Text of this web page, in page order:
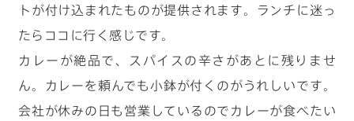
トが付け込まれたものが提供されます。ランチに迷っ
たらココに行く感じです。
カレーが絶品で、スパイスの辛さがあとに残りませ
ん。カレーを頼んでも小鉢が付くのがうれしいです。
会社が休みの日も営業しているのでカレーが食べたい